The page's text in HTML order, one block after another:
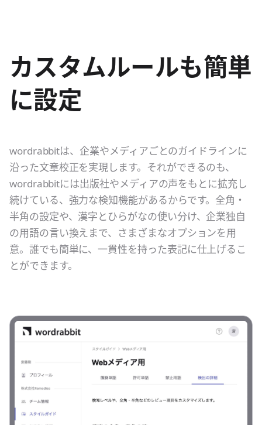
カスタムルールも簡単
に設定
wordrabbitは、企業やメディアごとのガイドラインに
沿った文章校正を実現します。それができるのも、
wordrabbitには出版社やメディアの声をもとに拡充し
続けている、強力な検知機能があるからです。全角・
半角の設定や、漢字とひらがなの使い分け、企業独自
の用語の言い換えまで、さまざまなオプションを用
意。誰でも簡単に、一貫性を持った表記に仕上げるこ
とができます。